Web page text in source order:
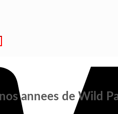
annees de Wild